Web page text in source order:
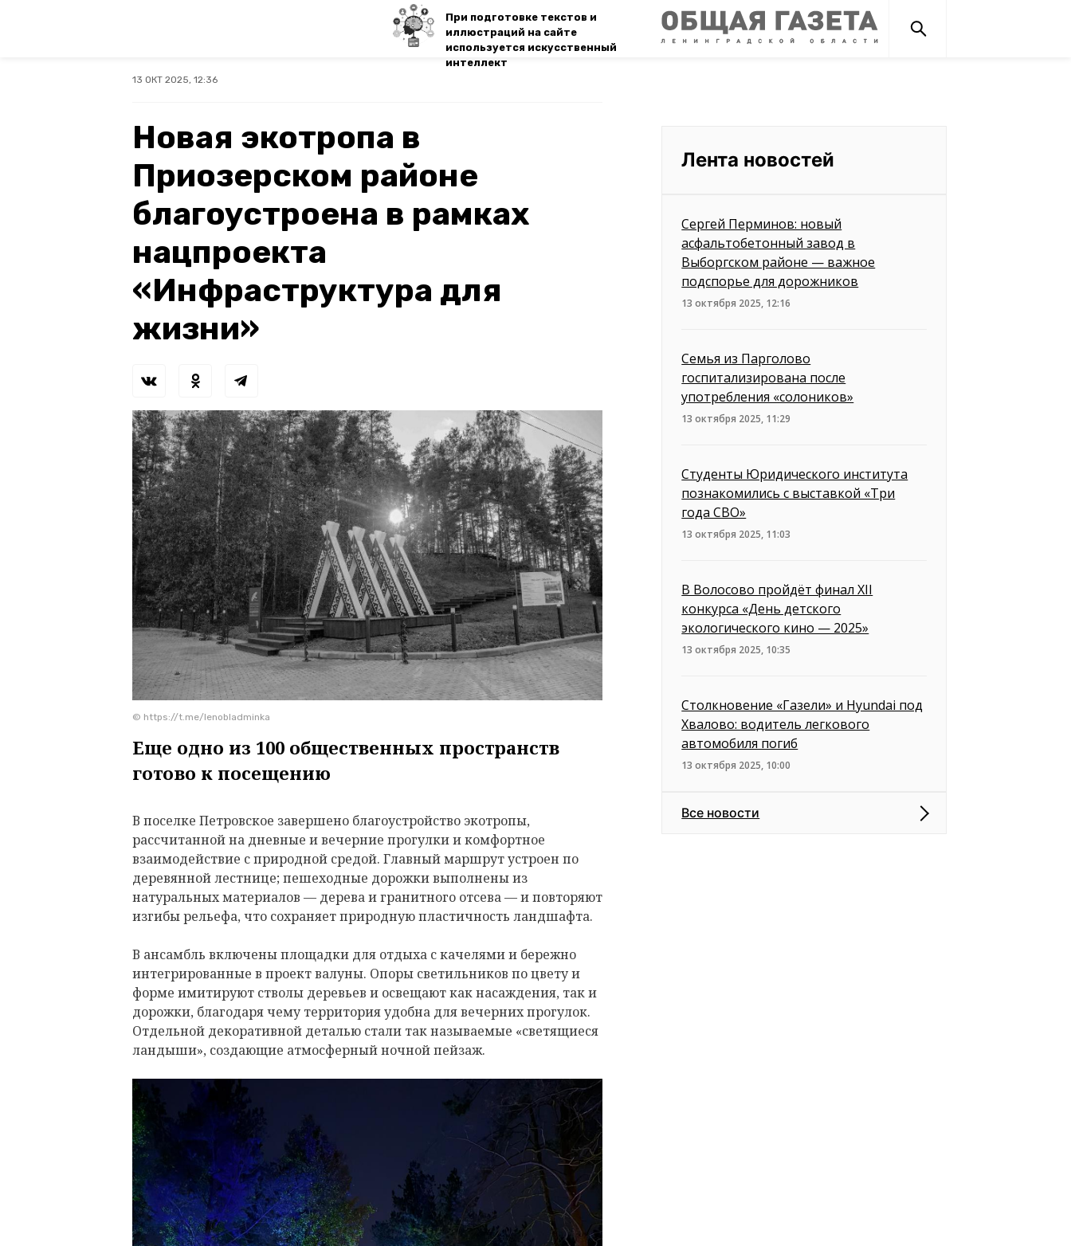
При подготовке текстов и
иллюстраций на сайте
используется искусственный
интеллект
13 ОКТ 2025, 12:36
Новая экотропа в
Приозерском районе
благоустроена в рамках
нацпроекта
«Инфраструктура для
жизни»
© https://t.me/lenobladminka
Еще одно из 100 общественных пространств
готово к посещению
В поселке Петровское завершено благоустройство экотропы,
рассчитанной на дневные и вечерние прогулки и комфортное
взаимодействие с природной средой. Главный маршрут устроен по
деревянной лестнице; пешеходные дорожки выполнены из
натуральных материалов — дерева и гранитного отсева — и повторяют
изгибы рельефа, что сохраняет природную пластичность ландшафта.
В ансамбль включены площадки для отдыха с качелями и бережно
интегрированные в проект валуны. Опоры светильников по цвету и
форме имитируют стволы деревьев и освещают как насаждения, так и
дорожки, благодаря чему территория удобна для вечерних прогулок.
Отдельной декоративной деталью стали так называемые «светящиеся
ландыши», создающие атмосферный ночной пейзаж.
Лента новостей
Сергей Перминов: новый
асфальтобетонный завод в
Выборгском районе — важное
подспорье для дорожников
13 октября 2025, 12:16
Семья из Парголово
госпитализирована после
употребления «солоников»
13 октября 2025, 11:29
Студенты Юридического института
познакомились с выставкой «Три
года СВО»
13 октября 2025, 11:03
В Волосово пройдёт финал XII
конкурса «День детского
экологического кино — 2025»
13 октября 2025, 10:35
Столкновение «Газели» и Hyundai под
Хвалово: водитель легкового
автомобиля погиб
13 октября 2025, 10:00
Все новости